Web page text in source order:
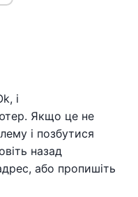
і
Якщо це не
і позбутися
назад
або пропишіть